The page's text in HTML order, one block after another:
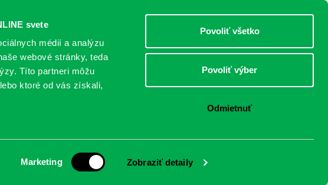
svete
médií a analýzu
webové stránky, teda
Títo partneri môžu
ktoré od vás získali,
Marketing Zobraziť detaily
Povoliť všetko
Povoliť výber
Odmietnuť
DOSPELÍ
O KNIŽNICI